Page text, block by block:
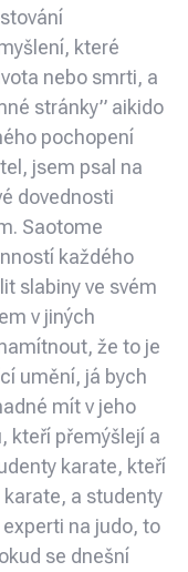
které
nebo smrti, a
stránky” aikido
pochopení
jsem psal na
dovednosti
Saotome
každého
slabiny ve svém
v jiných
že to je
umění, já bych
mít v jeho
kteří přemýšlejí a
karate, kteří
a studenty
na judo, to
se dnešní